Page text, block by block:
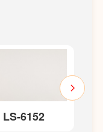
LS-6152